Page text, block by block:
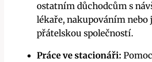
ostatním důchodcům s
lékaře, nakupováním nebo
přátelskou společností.
Práce ve stacionáři: